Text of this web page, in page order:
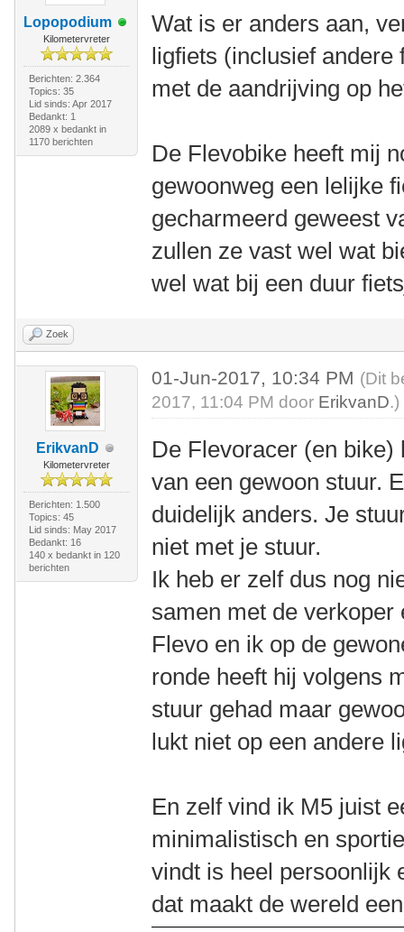
Lopopodium
Kilometervreter
Berichten: 2.364
Topics: 35
Lid sinds: Apr 2017
Bedankt: 1
2089 x bedankt in
1170 berichten
Wat is er anders aan,
ligfiets (inclusief andere
met de aandrijving op
De Flevobike heeft mij
gewoonweg een lelijke
gecharmeerd geweest
zullen ze vast wel wat
wel wat bij een duur
Zoek
ErikvanD
Kilometervreter
Berichten: 1.500
Topics: 45
Lid sinds: May 2017
Bedankt: 16
140 x bedankt in 120
berichten
01-Jun-2017, 10:34 PM (Dit
2017, 11:04 PM door ErikvanD.)
De Flevoracer (en
van een gewoon stuur.
duidelijk anders. Je
niet met je stuur.
Ik heb er zelf dus nog
samen met de
Flevo en ik op de
ronde heeft hij volgens
stuur gehad maar
lukt niet op een andere
En zelf vind ik M5 juist
minimalistisch en
vindt is heel persoonlijk
dat maakt de wereld